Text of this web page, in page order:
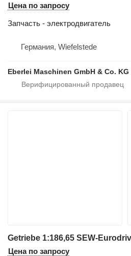
Цена по запросу
Запчасть - электродвигатель
Германия, Wiefelstede
Eberlei Maschinen GmbH & Co. KG
Цена по запросу